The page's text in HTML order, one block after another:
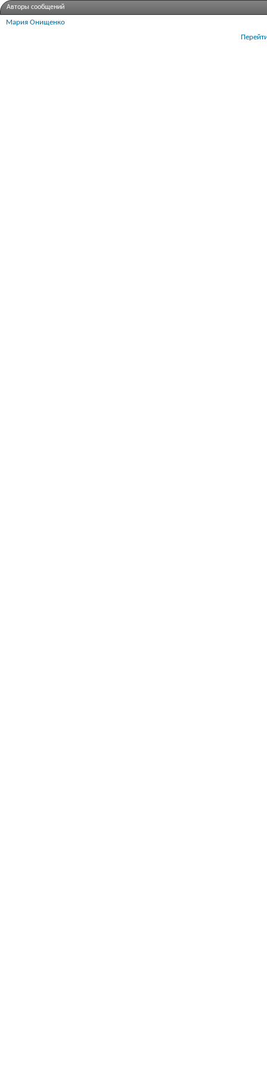
Авторы сообщений
Мария Онищенко